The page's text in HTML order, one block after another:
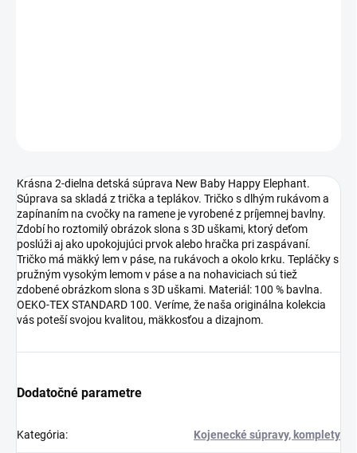
Krásna 2-dielna detská súprava New Baby Happy Elephant.
Súprava sa skladá z trička a teplákov. Tričko s dlhým rukávom a
zapínaním na cvočky na ramene je vyrobené z príjemnej bavlny.
Zdobí ho roztomilý obrázok slona s 3D uškami, ktorý deťom
poslúži aj ako upokojujúci prvok alebo hračka pri zaspávaní.
Tričko má mäkký lem v páse, na rukávoch a okolo krku. Tepláčky s
pružným vysokým lemom v páse a na nohaviciach sú tiež
zdobené obrázkom slona s 3D uškami. Materiál: 100 % bavlna.
OEKO-TEX STANDARD 100. Veríme, že naša originálna kolekcia
vás poteší svojou kvalitou, mäkkosťou a dizajnom.
Dodatočné parametre
Kategória: Kojenecké súpravy, komplety